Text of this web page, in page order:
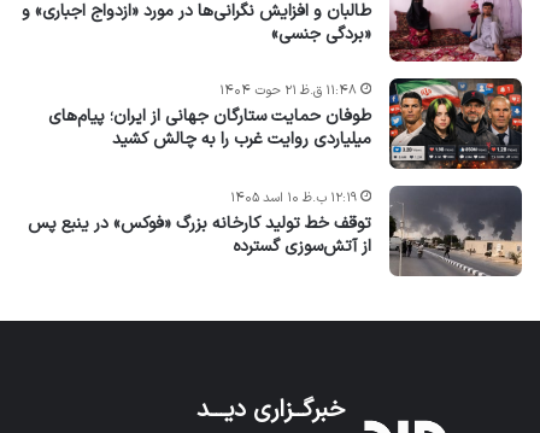
طالبان و افزایش نگرانی‌ها در مورد «ازدواج اجباری» و
«بردگی جنسی»
طوفان حمایت ستارگان جهانی از ایران؛ پیام‌های
میلیاردی روایت غرب را به چالش کشید
۱۱:۴۸ ق.ظ ۲۱ حوت ۱۴۰۴
توقف خط تولید کارخانه بزرگ «فوکس» در ینبع پس
از آتش‌سوزی گسترده
۱۲:۱۹ ب.ظ ۱۰ اسد ۱۴۰۵
خبرگــزاری دیـــد